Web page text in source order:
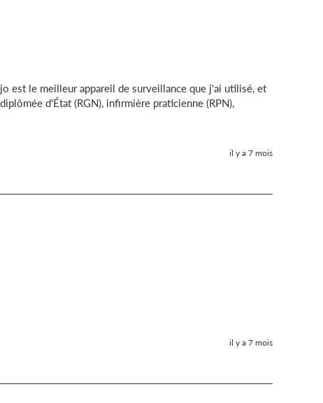
est le meilleur appareil de surveillance que j'ai utilisé, et
d'État (RGN), infirmière praticienne (RPN),
il y a 7 mois
il y a 7 mois